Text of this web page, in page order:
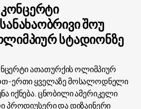
კონცერტი
შოუ
სტადიონზე
ათათურქის ოლიმპიურ
ერთი ყველაზე მოსალოდნელი
იქნება. ცნობილი ამერიკელი
პროდიუსერი და დიზაინერი